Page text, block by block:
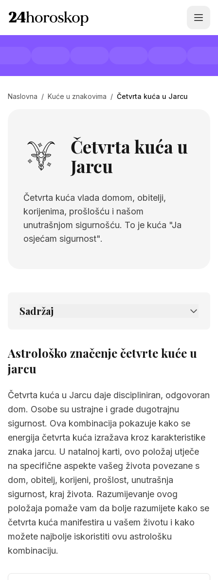
Naslovna / Kuće u znakovima / Četvrta kuća u Jarcu
Četvrta kuća u
Jarcu
Četvrta kuća vlada domom, obitelji,
korijenima, prošlošću i našom
unutrašnjom sigurnošću. To je kuća "Ja
osjećam sigurnost".
Sadržaj
Astrološko značenje četvrte kuće u
jarcu
Četvrta kuća u Jarcu daje discipliniran, odgovoran
dom. Osobe su ustrajne i grade dugotrajnu
sigurnost. Ova kombinacija pokazuje kako se
energija četvrta kuća izražava kroz karakteristike
znaka jarcu. U natalnoj karti, ovo položaj utječe
na specifične aspekte vašeg života povezane s
dom, obitelj, korijeni, prošlost, unutrašnja
sigurnost, kraj života. Razumijevanje ovog
položaja pomaže vam da bolje razumijete kako se
četvrta kuća manifestira u vašem životu i kako
možete najbolje iskoristiti ovu astrološku
kombinaciju.